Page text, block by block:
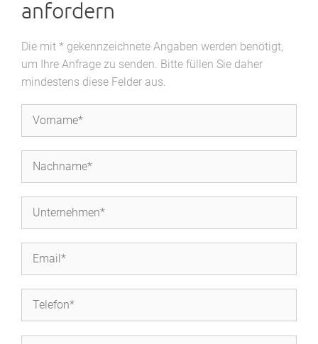
anfordern
Die mit * gekennzeichnete Angaben werden benötigt,
um Ihre Anfrage zu senden. Bitte füllen Sie daher
mindestens diese Felder aus.